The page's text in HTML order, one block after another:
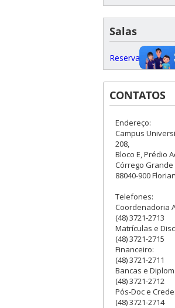
Salas
Reservas e
CONTATOS
Endereço:
Campus
208,
Bloco E, Prédio
Córrego Grande
88040-900
Telefones:
Coordenadoria
(48) 3721-2713
Matrículas e
(48) 3721-2715
Financeiro:
(48) 3721-2711
Bancas e
(48) 3721-2712
Pós-Doc e
(48) 3721-2714